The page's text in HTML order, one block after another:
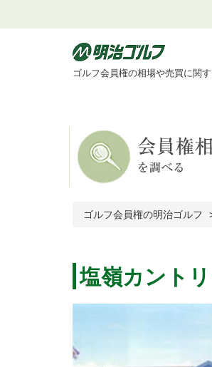
ゴルフ会員権の相場や売買に関
ゴルフ会員権の明治ゴルフ
塩嶺カント